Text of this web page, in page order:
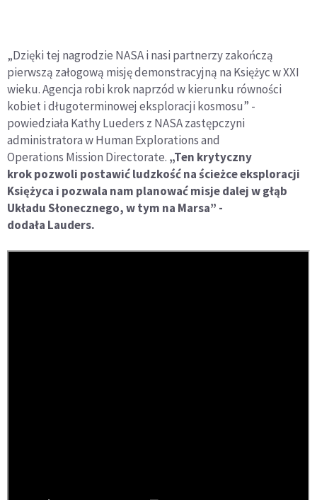
„Dzięki tej nagrodzie NASA i nasi partnerzy zakończą
pierwszą załogową misję demonstracyjną na Księżyc w XXI
wieku. Agencja robi krok naprzód w kierunku równości
kobiet i długoterminowej eksploracji kosmosu” -
powiedziała Kathy Lueders z NASA zastępczyni
administratora w Human Explorations and
Operations Mission Directorate. „Ten krytyczny
krok pozwoli postawić ludzkość na ścieżce eksploracji
Księżyca i pozwala nam planować misje dalej w głąb
Układu Słonecznego, w tym na Marsa” -
dodała Lauders.